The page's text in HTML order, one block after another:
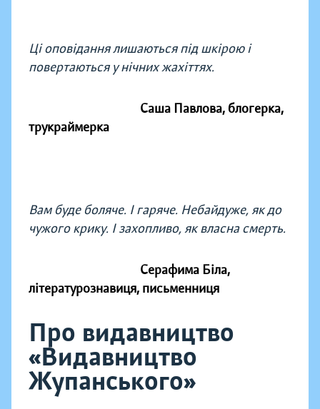
Ці оповідання лишаються під шкірою і
повертаються у нічних жахіттях.
Саша Павлова, блогерка,
трукраймерка
Вам буде боляче. І гаряче. Небайдуже, як до
чужого крику. І захопливо, як власна смерть.
Серафима Біла,
літературознавиця, письменниця
Про видавництво
«Видавництво
Жупанського»